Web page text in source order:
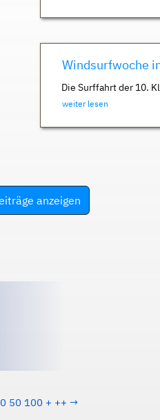
Windsurfwoche
Die Surffahrt der 10.
weiter lesen
anzeigen
50 100 + ++ →